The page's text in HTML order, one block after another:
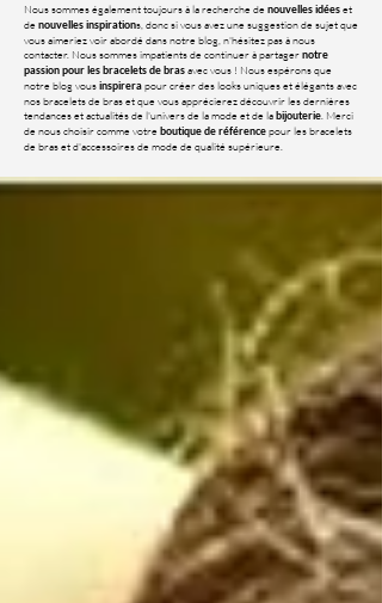
Nous sommes également toujours à la recherche denouvelles idéeset
denouvelles inspirations, donc si vous avez une suggestion de sujet que
vous aimeriez voir abordé dans notre blog, n'hésitez pas à nous
contacter. Nous sommes impatients de continuer à partagernotre
passion pour les bracelets de brasavec vous ! Nous espérons que
notre blog vousinspirerapour créer des looks uniques et élégants avec
nos bracelets de bras et que vous apprécierez découvrir les dernières
tendances et actualités de l'univers de la mode et de la bijouterie. Merci
de nous choisir comme votre boutique de référencepour les bracelets
de bras et d'accessoires de mode de qualité supérieure.